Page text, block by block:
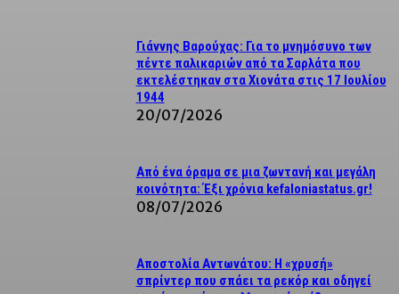
Γιάννης Βαρούχας: Για το μνημόσυνο των
πέντε παλικαριών από τα Σαρλάτα που
εκτελέστηκαν στα Χιονάτα στις 17 Ιουλίου
1944
20/07/2026
Από ένα όραμα σε μια ζωντανή και μεγάλη
κοινότητα: Έξι χρόνια kefaloniastatus.gr!
08/07/2026
Αποστολία Αντωνάτου: Η «χρυσή»
σπρίντερ που σπάει τα ρεκόρ και οδηγεί